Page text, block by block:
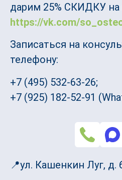
дарим 25% СКИДКУ
https://vk.com/
Записаться на
телефону:
+7 (495) 532-63-26;
+7 (925) 182-52-91
📍ул. Кашенкин Луг, д.